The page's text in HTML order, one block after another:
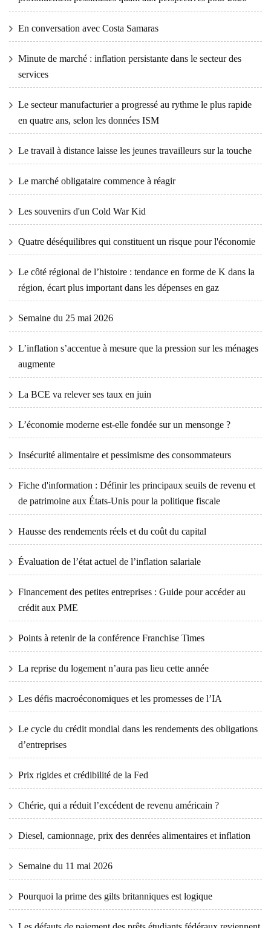
En conversation avec Costa Samaras
Minute de marché : inflation persistante dans le secteur des
services
Le secteur manufacturier a progressé au rythme le plus rapide
en quatre ans, selon les données ISM
Le travail à distance laisse les jeunes travailleurs sur la touche
Le marché obligataire commence à réagir
Les souvenirs d'un Cold War Kid
Quatre déséquilibres qui constituent un risque pour l'économie
Le côté régional de l’histoire : tendance en forme de K dans la
région, écart plus important dans les dépenses en gaz
Semaine du 25 mai 2026
L’inflation s’accentue à mesure que la pression sur les ménages
augmente
La BCE va relever ses taux en juin
L’économie moderne est-elle fondée sur un mensonge ?
Insécurité alimentaire et pessimisme des consommateurs
Fiche d'information : Définir les principaux seuils de revenu et
de patrimoine aux États-Unis pour la politique fiscale
Hausse des rendements réels et du coût du capital
Évaluation de l’état actuel de l’inflation salariale
Financement des petites entreprises : Guide pour accéder au
crédit aux PME
Points à retenir de la conférence Franchise Times
La reprise du logement n’aura pas lieu cette année
Les défis macroéconomiques et les promesses de l’IA
Le cycle du crédit mondial dans les rendements des obligations
d’entreprises
Prix ​​​​rigides et crédibilité de la Fed
Chérie, qui a réduit l’excédent de revenu américain ?
Diesel, camionnage, prix des denrées alimentaires et inflation
Semaine du 11 mai 2026
Pourquoi la prime des gilts britanniques est logique